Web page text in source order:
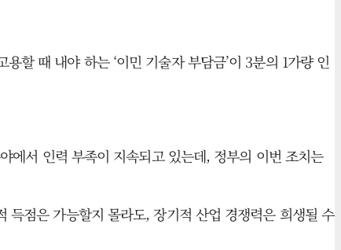
할 때 내야 하는 ‘이민 기술자 부담금’이 3분의 1가량 인
에서 인력 부족이 지속되고 있는데, 정부의 이번 조치는
득점은 가능할지 몰라도, 장기적 산업 경쟁력은 희생될 수